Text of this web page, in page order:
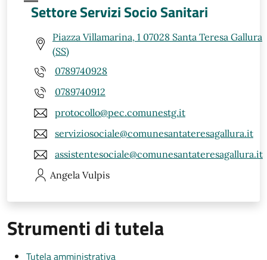
Settore Servizi Socio Sanitari
Piazza Villamarina, 1 07028 Santa Teresa Gallura
(SS)
0789740928
0789740912
protocollo@pec.comunestg.it
serviziosociale@comunesantateresagallura.it
assistentesociale@comunesantateresagallura.it
Angela Vulpis
Strumenti di tutela
Tutela amministrativa